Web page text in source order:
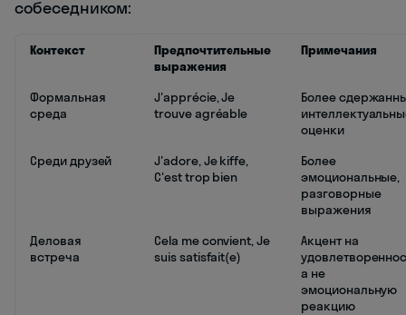
собеседником:
Контекст
Предпочтительные
выражения
Примечания
Формальная
среда
J'apprécie, Je
trouve agréable
Более
оценки
Среди друзей
J'adore, Je kiffe,
C'est trop bien
Более
эмоциональные,
разговорные
выражения
Деловая
встреча
Cela me convient, Je
suis satisfait(e)
Акцент на
а не
эмоциональную
реакцию